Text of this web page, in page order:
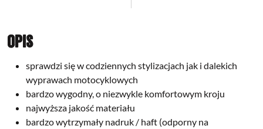
Opis
sprawdzi się w codziennych stylizacjach jak i dalekich
wyprawach motocyklowych
bardzo wygodny, o niezwykle komfortowym kroju
najwyższa jakość materiału
bardzo wytrzymały nadruk / haft (odporny na